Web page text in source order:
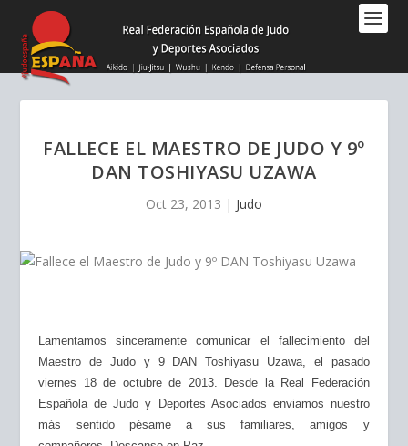
este
sitio
web
FALLECE EL MAESTRO DE JUDO Y 9º
DAN TOSHIYASU UZAWA
Oct 23, 2013 | Judo
Lamentamos sinceramente comunicar el fallecimiento del
Maestro de Judo y 9 DAN Toshiyasu Uzawa, el pasado
viernes 18 de octubre de 2013.
Desde la Real Federación
Española de Judo y Deportes Asociados enviamos nuestro
más sentido pésame a sus familiares, amigos y